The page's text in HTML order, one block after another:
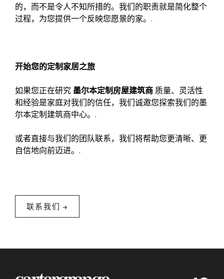
的，而不是令人不知所措的。我们的职责就是简化整个
过程，为您提供一个反映您愿景的家。.
开始您的定制家居之旅
如果您正在研究 墨尔本定制房屋建筑商 质量、灵活性
和经验是家庭对我们的信任，我们诚邀您探索我们的墨
尔本定制建筑商中心。.
或者直接与我们的团队联系，我们将帮助您更清晰、更
自信地向前迈进。.
联系我们